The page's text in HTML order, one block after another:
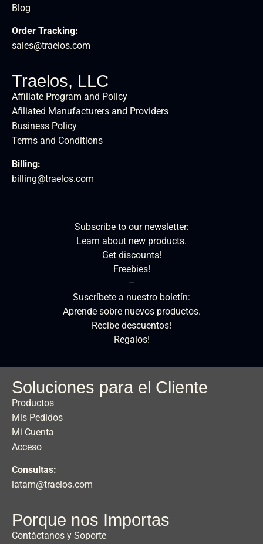
Blog
Order Tracking:
sales@traelos.com
Traelos, LLC
Affiliate Program and Policy
Afiliated Manufacturers and Providers
Business Policy
Terms and Conditions
Billing:
billing@traelos.com
Subscribe to our newsletter:
Learn about new products.
Get discounts!
Freebies!
–
Suscríbete a nuestro boletín:
Aprende sobre nuevos productos.
Recibe descuentos!
Regalos!
Soluciones para el Cliente
Productos
Mis Pedidos
Mi Cuenta
Acceso
Consultas:
latam@traelos.com
Porque nos Importas
Contáctanos y Soporte